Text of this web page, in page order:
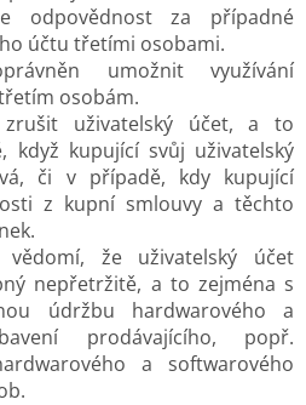
odpovědnost za případné
účtu třetími osobami.
umožnit využívání
osobám.
zrušit uživatelský účet, a to
když kupující svůj uživatelský
či v případě, kdy kupující
z kupní smlouvy a těchto
že uživatelský účet
nepřetržitě, a to zejména s
údržbu hardwarového a
prodávajícího, popř.
a softwarového